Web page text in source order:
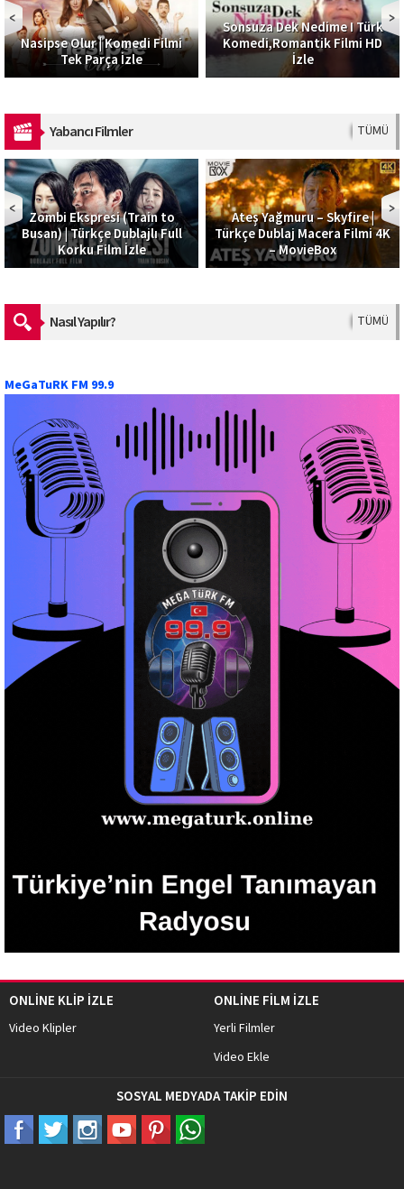
Nasipse Olur | Komedi Filmi
Tek Parça İzle
Sonsuza Dek Nedime I Türk
Komedi,Romantik Filmi HD
İzle
Yabancı Filmler TÜMÜ
Zombi Ekspresi (Train to
Busan) | Türkçe Dublajlı Full
Korku Film İzle
Ateş Yağmuru – Skyfire |
Türkçe Dublaj Macera Filmi 4K
– MovieBox
Nasıl Yapılır? TÜMÜ
MeGaTuRK FM 99.9
ONLİNE KLİP İZLE
Video Klipler
ONLİNE FİLM İZLE
Yerli Filmler
Video Ekle
SOSYAL MEDYADA TAKİP EDİN